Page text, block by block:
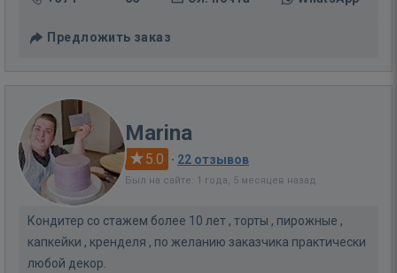
Предложить заказ
Marina
5.0 · 22 отзывов
Был на сайте: 1 года, 5 месяцев назад
Кондитер со стажем более 10 лет , торты , пирожные ,
капкейки , кренделя , по желанию заказчика практически
любой декор.